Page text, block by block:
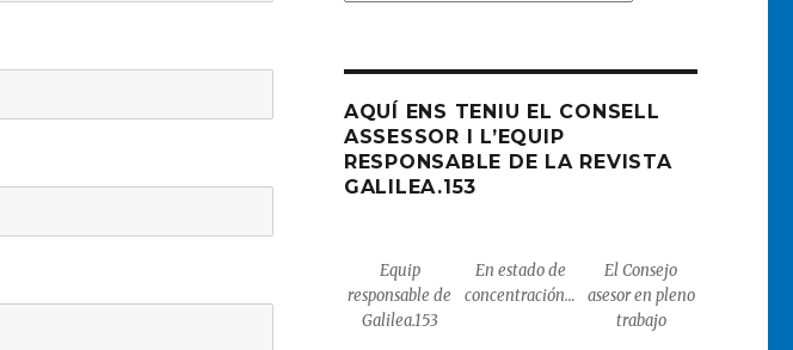
AQUÍ ENS TENIU EL CONSELL
ASSESSOR I L’EQUIP
RESPONSABLE DE LA REVISTA
GALILEA.153
Equip
responsable de
Galilea.153
En estado de
concentración…
El Consejo
asesor en pleno
trabajo